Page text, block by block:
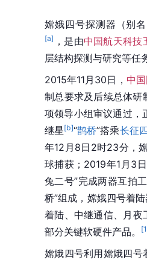
嫦娥四号探测器（别
[a] ，是由中国航天科技
层结构探测与研究等任
2015年11月30日， 中
制总要求及后续总体研
项领导小组审议通过，
继星 [b]“鹊桥”搭乘长征
年12月8日2时23分，
球捕获；2019年1月3
兔二号”完成两器互拍
桥”组成，嫦娥四号着
着陆、中继通信、月夜
部分关键软硬件产品。
[
嫦娥四号利用嫦娥四号